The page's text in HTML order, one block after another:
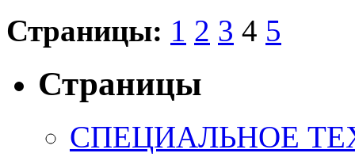
Страницы: 1 2 3 4 5
Страницы
СПЕЦИАЛЬНОЕ